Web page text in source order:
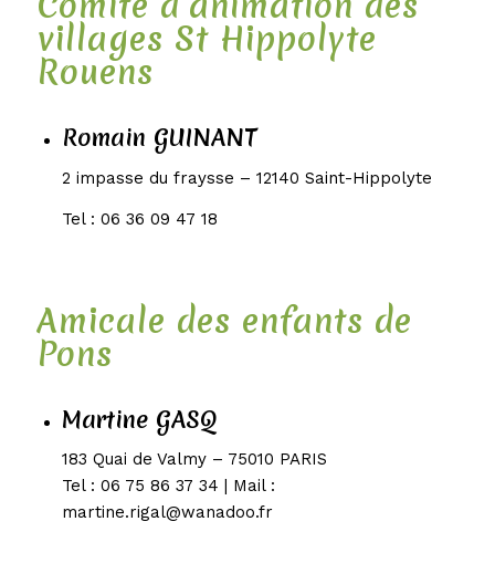
villages St Hippolyte
Rouens
Romain GUINANT
2 impasse du fraysse – 12140 Saint-Hippolyte
Tel : 06 36 09 47 18
Amicale des enfants de
Pons
Martine GASQ
183 Quai de Valmy – 75010 PARIS
Tel : 06 75 86 37 34 | Mail :
martine.rigal@wanadoo.fr